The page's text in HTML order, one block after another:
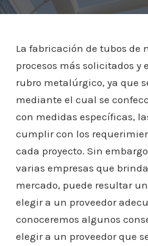
La fabricación de tubos de
procesos más solicitados y
rubro metalúrgico, ya que
mediante el cual se
con medidas específicas,
cumplir con los
cada proyecto. Sin
varias empresas que
mercado, puede resultar
elegir a un proveedor
conoceremos algunos
elegir a un proveedor que